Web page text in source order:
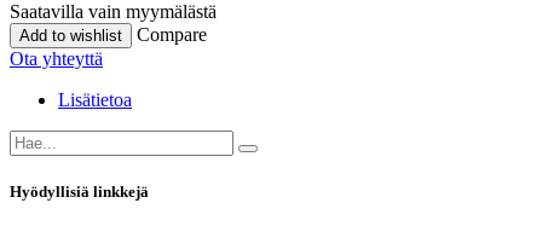
Saatavilla vain myymälästä
Add to wishlist
Compare
Ota yhteyttä
Lisätietoa
Hyödyllisiä linkkejä